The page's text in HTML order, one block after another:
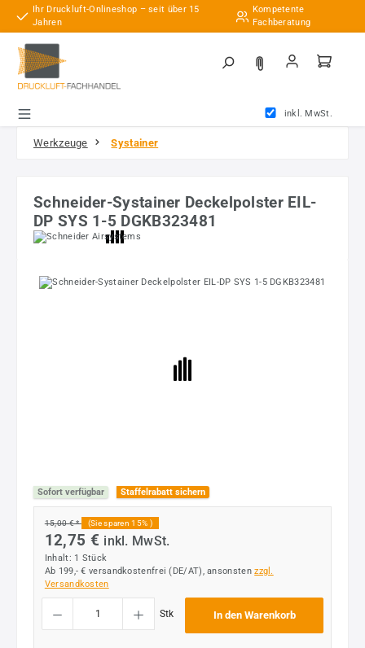
Zum Hauptinhalt springen
Ihr Druckluft-Onlineshop – seit über 15
Jahren
Kompetente
Fachberatung
inkl. MwSt.
Werkzeuge Systainer
Schneider-Systainer Deckelpolster EIL-
DP SYS 1-5 DGKB323481
Bildergalerie überspringen
Sofort verfügbar Staffelrabatt sichern
15,00 € * (Sie sparen 15% )
12,75 € inkl. MwSt.
Inhalt: 1 Stück
Ab 199,- € versandkostenfrei (DE/AT), ansonstenzzgl.
Versandkosten
Produkt Anzahl: Gib den gewünschten Wert ein oder benutze die Schaltflächen um
Stk In den Warenkorb